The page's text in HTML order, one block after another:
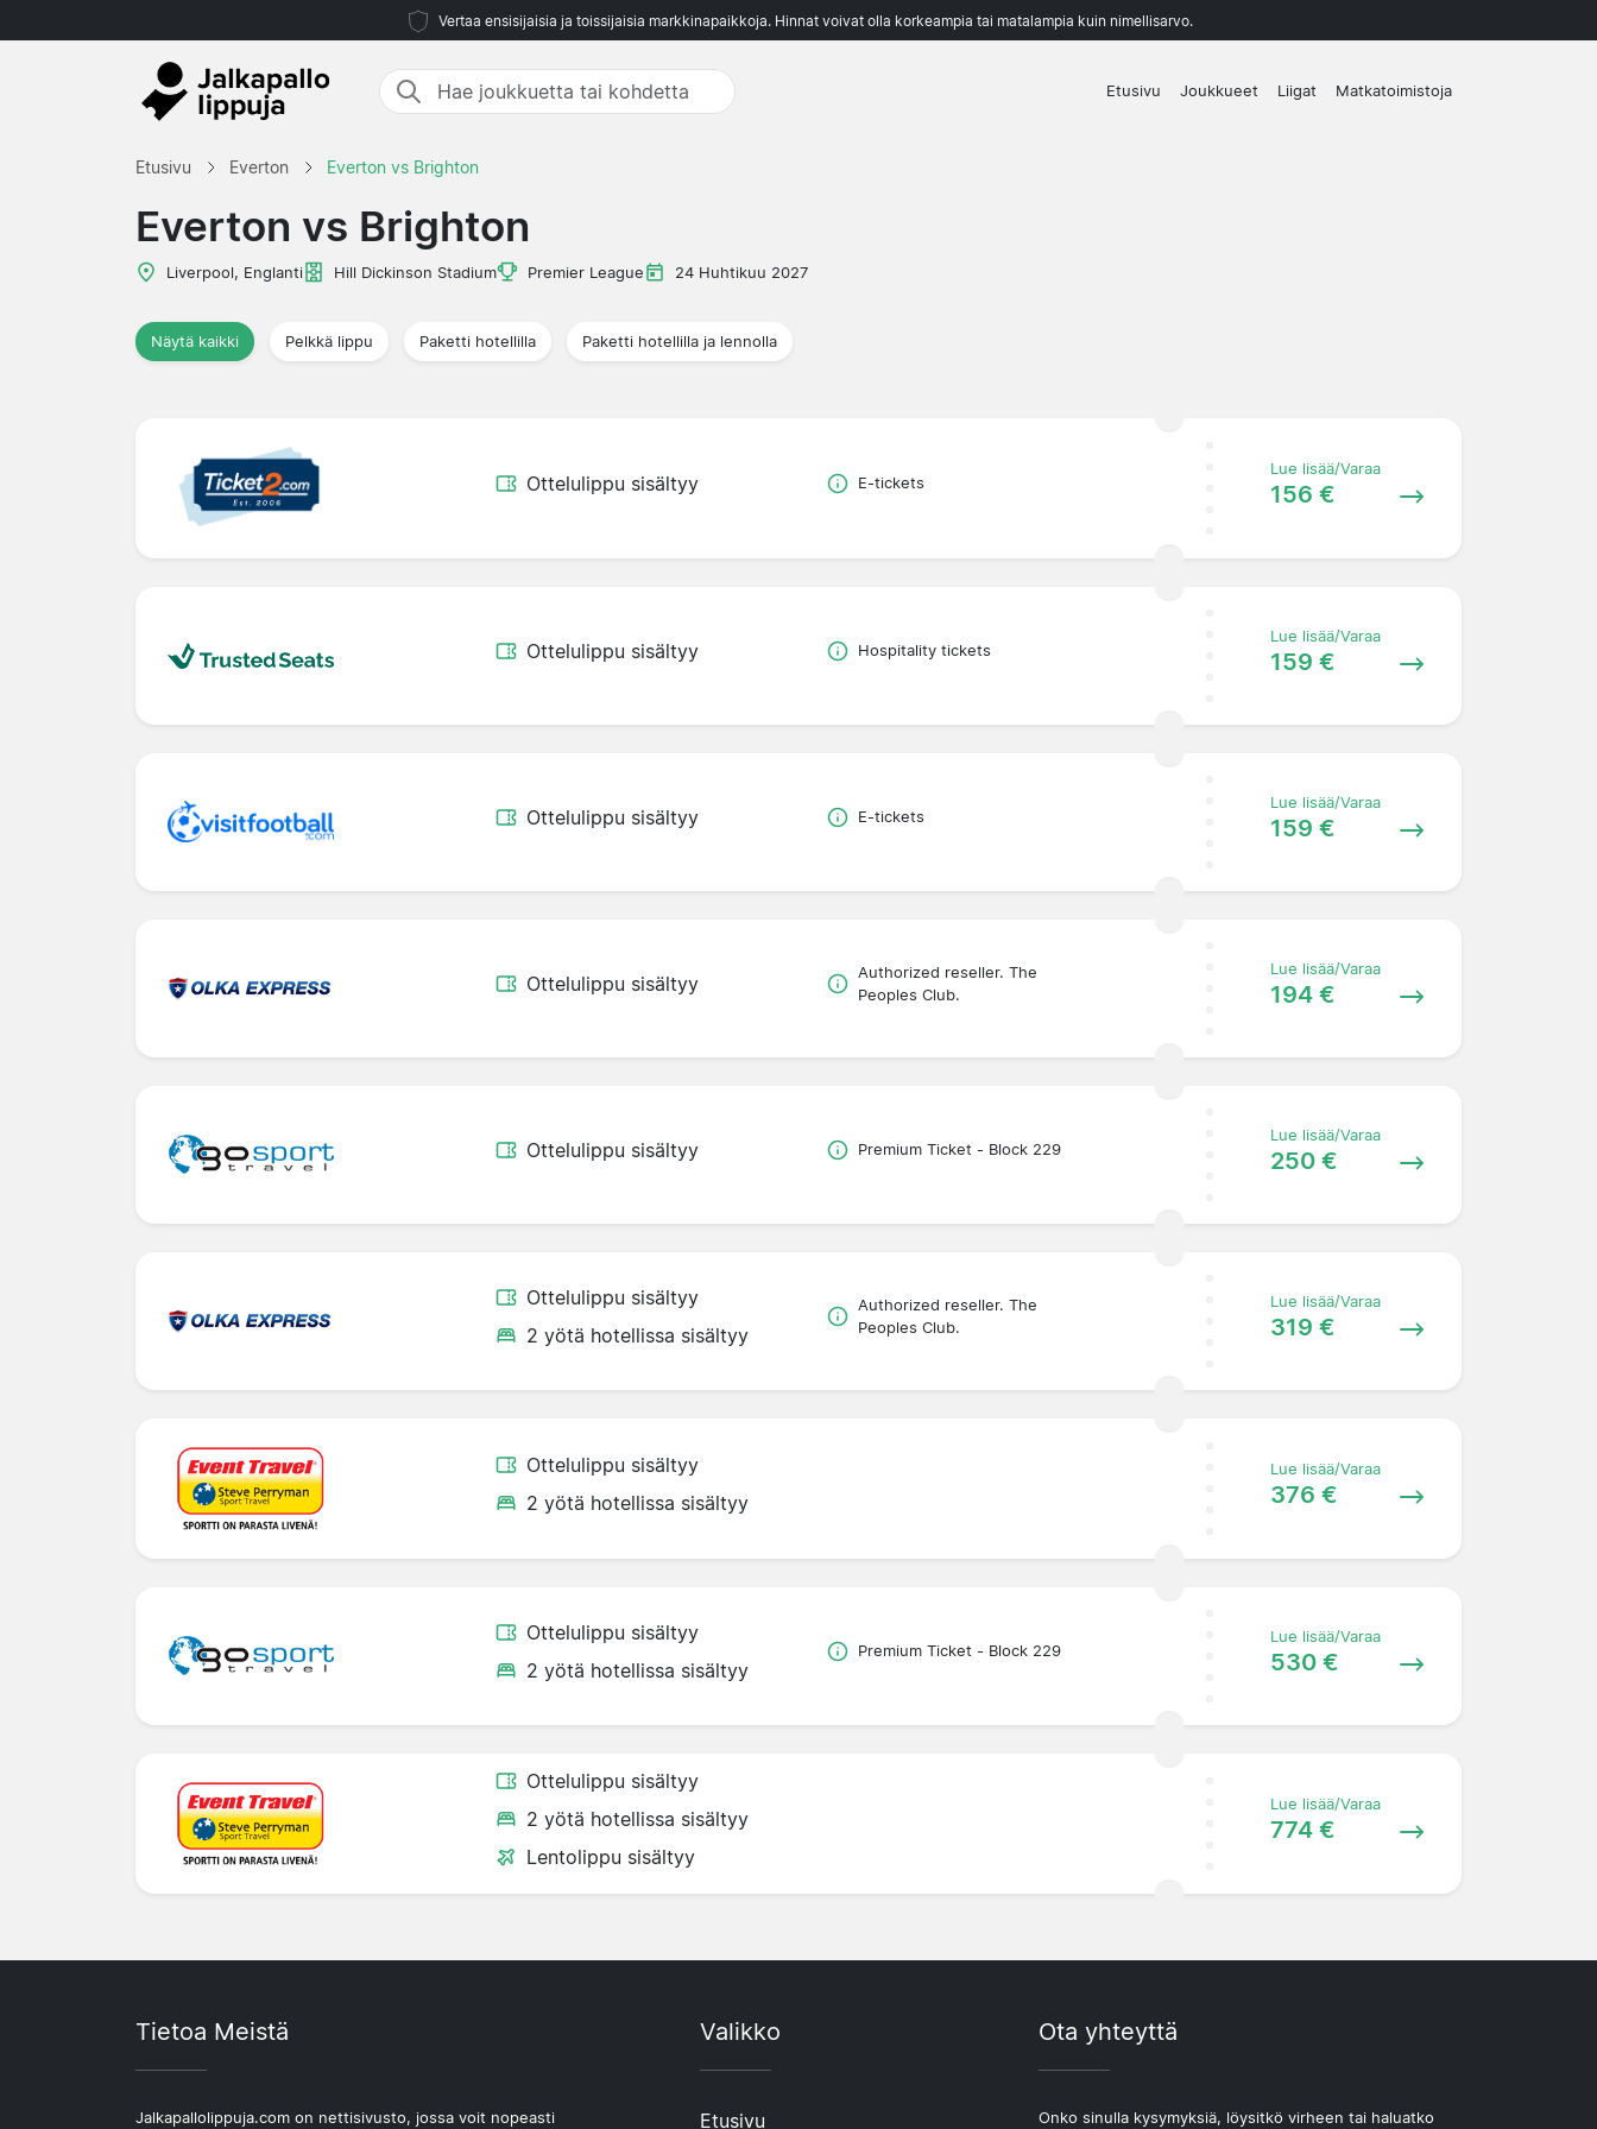
Vertaa ensisijaisia ja toissijaisia markkinapaikkoja. Hinnat voivat olla korkeampia tai matalampia kuin nimellisarvo.
Etusivu Joukkueet Liigat Matkatoimistoja
Etusivu Everton Everton vs Brighton
Everton vs Brighton
Liverpool, Englanti Hill Dickinson Stadium Premier League 24 Huhtikuu 2027
Näytä kaikki Pelkkä lippu Paketti hotellilla Paketti hotellilla ja lennolla
Ottelulippu sisältyy E-tickets
Lue lisää/Varaa
156 €
Ottelulippu sisältyy Hospitality tickets
Lue lisää/Varaa
159 €
Ottelulippu sisältyy E-tickets
Lue lisää/Varaa
159 €
Ottelulippu sisältyy
Authorized reseller. The
Peoples Club.
Lue lisää/Varaa
194 €
Ottelulippu sisältyy Premium Ticket - Block 229
Lue lisää/Varaa
250 €
Ottelulippu sisältyy
2 yötä hotellissa sisältyy
Authorized reseller. The
Peoples Club.
Lue lisää/Varaa
319 €
Ottelulippu sisältyy
2 yötä hotellissa sisältyy
Lue lisää/Varaa
376 €
Ottelulippu sisältyy
2 yötä hotellissa sisältyy
Premium Ticket - Block 229
Lue lisää/Varaa
530 €
Ottelulippu sisältyy
2 yötä hotellissa sisältyy
Lentolippu sisältyy
Lue lisää/Varaa
774 €
Tietoa Meistä
Jalkapallolippuja.com on nettisivusto, jossa voit nopeasti
Valikko
Etusivu
Ota yhteyttä
Onko sinulla kysymyksiä, löysitkö virheen tai haluatko